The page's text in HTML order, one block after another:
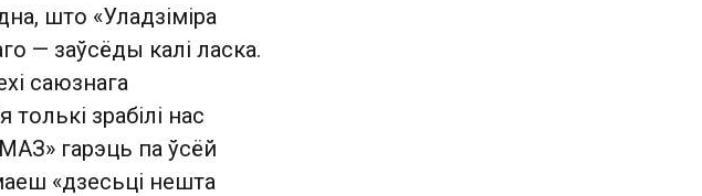
што «Уладзіміра
— заўсёды калі ласка.
саюзнага
зрабілі нас
гарэць па ўсёй
«дзесьці нешта